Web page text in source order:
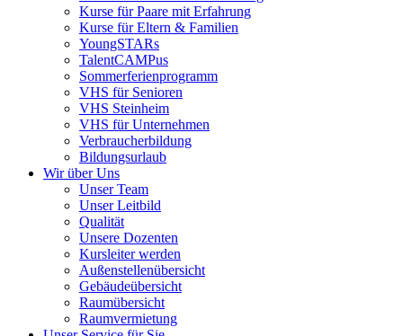
Kurse für Paare mit Erfahrung
Kurse für Eltern & Familien
YoungSTARs
TalentCAMPus
Sommerferienprogramm
VHS für Senioren
VHS Steinheim
VHS für Unternehmen
Verbraucherbildung
Bildungsurlaub
Wir über Uns
Unser Team
Unser Leitbild
Qualität
Unsere Dozenten
Kursleiter werden
Außenstellenübersicht
Gebäudeübersicht
Raumübersicht
Raumvermietung